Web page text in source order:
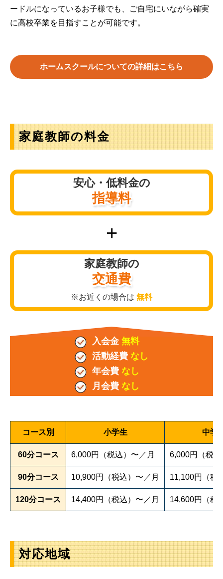
ードルになっているお子様でも、ご自宅にいながら確実
に高校卒業を目指すことが可能です。
ホームスクールについての詳細はこちら
家庭教師の料金
安心・低料金の
指導料
+
家庭教師の
交通費
※お近くの場合は 無料
入会金 無料
活動経費 なし
年会費 なし
月会費 なし
コース別 小学生 中学
60分コース 6,000円（税込）〜／月 6,000円（税
90分コース 10,900円（税込）〜／月 11,100円（税
120分コース 14,400円（税込）〜／月 14,600円（税
対応地域